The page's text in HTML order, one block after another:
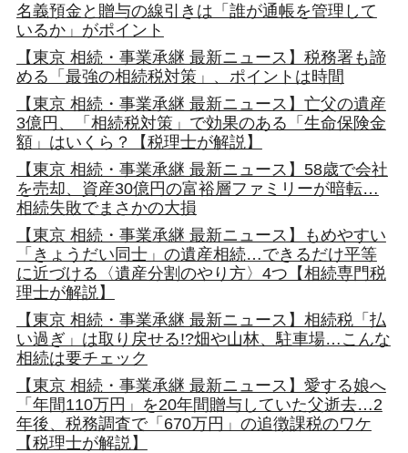
名義預金と贈与の線引きは「誰が通帳を管理して
いるか」がポイント
【東京 相続・事業承継 最新ニュース】税務署も諦
める「最強の相続税対策」、ポイントは時間
【東京 相続・事業承継 最新ニュース】亡父の遺産
3億円、「相続税対策」で効果のある「生命保険金
額」はいくら？【税理士が解説】
【東京 相続・事業承継 最新ニュース】58歳で会社
を売却、資産30億円の富裕層ファミリーが暗転…
相続失敗でまさかの大損
【東京 相続・事業承継 最新ニュース】もめやすい
「きょうだい同士」の遺産相続…できるだけ平等
に近づける〈遺産分割のやり方〉4つ【相続専門税
理士が解説】
【東京 相続・事業承継 最新ニュース】相続税「払
い過ぎ」は取り戻せる!?畑や山林、駐車場…こんな
相続は要チェック
【東京 相続・事業承継 最新ニュース】愛する娘へ
「年間110万円」を20年間贈与していた父逝去…2
年後、税務調査で「670万円」の追徴課税のワケ
【税理士が解説】